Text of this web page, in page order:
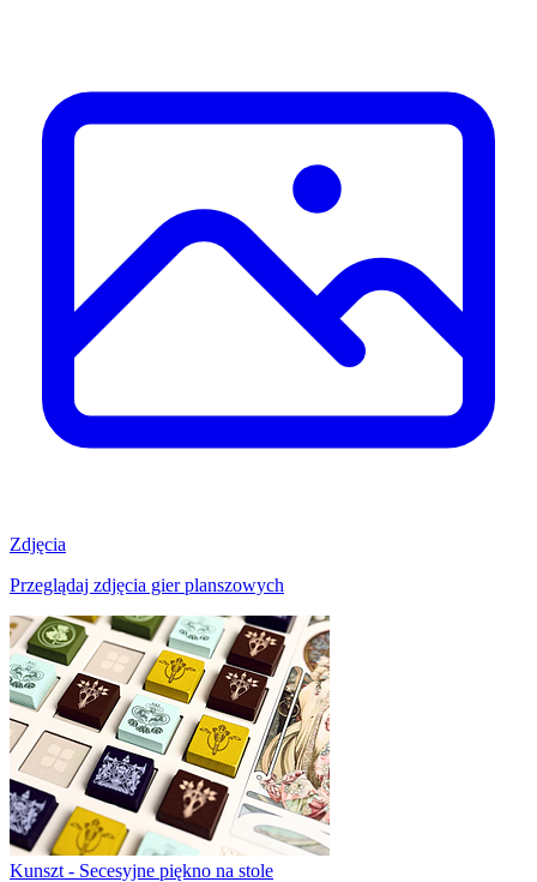
Zdjęcia
Przeglądaj zdjęcia gier planszowych
Kunszt - Secesyjne piękno na stole